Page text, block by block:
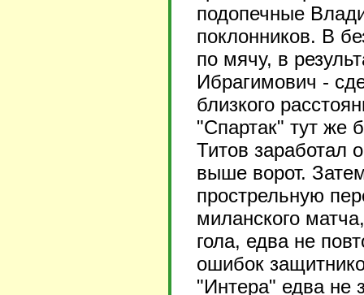
подопечные
поклонников. В
по мячу, в
Ибрагимович -
близкого
"Спартак" тут же
Титов
выше ворот.
прострельную
миланского
гола, едва не
ошибок
"Интера" едва не